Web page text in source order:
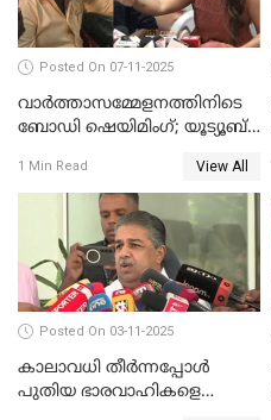
Posted On 07-11-2025
വാർത്താസമ്മേളനത്തിനിടെ
ബോഡി ഷെയിമിംഗ്; യൂട്യൂബ്
മറുപടിയുമായി ഗൗരി കിഷന്‍
WATCH VIDEO
1 Min Read View All
Posted On 03-11-2025
കാലാവധി തീര്‍ന്നപ്പോള്‍
പുതിയ ഭാരവാഹികളെ